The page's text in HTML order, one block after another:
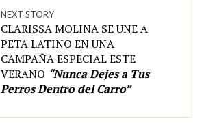
NEXT STORY
CLARISSA MOLINA SE UNE A
PETA LATINO EN UNA
CAMPAÑA ESPECIAL ESTE
VERANO “Nunca Dejes a Tus
Perros Dentro del Carro”